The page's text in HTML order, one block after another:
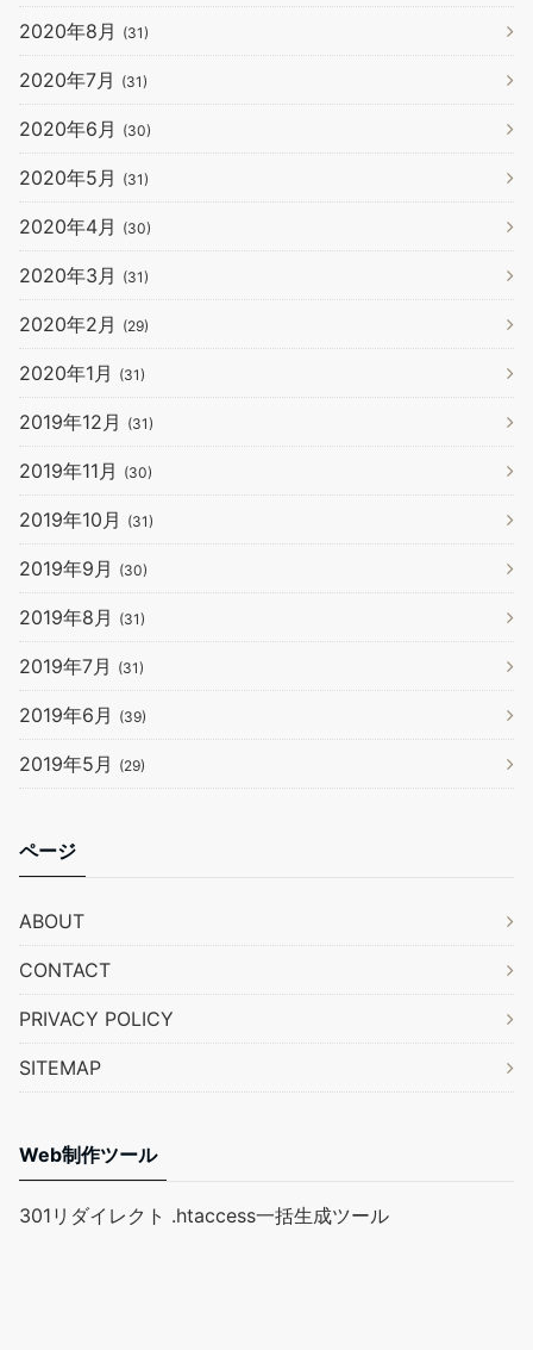
2020年8月 (31)
2020年7月 (31)
2020年6月 (30)
2020年5月 (31)
2020年4月 (30)
2020年3月 (31)
2020年2月 (29)
2020年1月 (31)
2019年12月 (31)
2019年11月 (30)
2019年10月 (31)
2019年9月 (30)
2019年8月 (31)
2019年7月 (31)
2019年6月 (39)
2019年5月 (29)
ページ
ABOUT
CONTACT
PRIVACY POLICY
SITEMAP
Web制作ツール
301リダイレクト .htaccess一括生成ツール